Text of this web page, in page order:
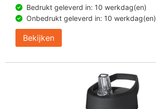
Bedrukt geleverd in: 10 werkdag(en)
Onbedrukt geleverd in: 10 werkdag(en)
Bekijken